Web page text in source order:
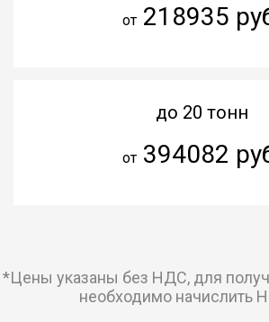
от218935
до 20 тонн
от394082
*Цены указаны без НДС, для
необходимо начислить